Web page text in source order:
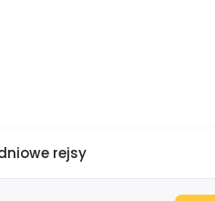
rejsy